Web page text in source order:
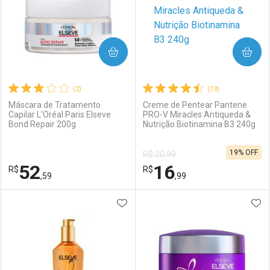
(2)
Máscara de Tratamento
Capilar L’Oréal Paris Elseve
Bond Repair 200g
R$52,59
COMPRAR
Laboratório
Por Menos
(13)
Creme de Pentear Pantene
PRO-V Miracles Antiqueda &
Nutrição Biotinamina B3 240g
R$ 20,99
R$16,99
19% OFF
COMPRAR
Laboratório
Por Menos
ADICIONAR AOS FAVORITOS